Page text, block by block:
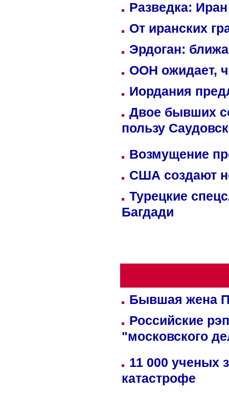
Разведка:
От иранских
Эрдоган:
ООН ожидает,
Иордания
Двое бывших
пользу
Возмущение
США создают
Турецкие
Багдади
Бывшая жена
Российские
"московского
11 000 ученых
катастрофе